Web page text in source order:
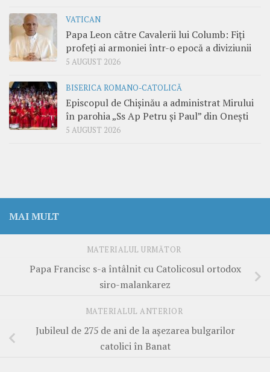
VATICAN
Papa Leon către Cavalerii lui Columb: Fiți
profeți ai armoniei într-o epocă a diviziunii
5 AUGUST 2026
BISERICA ROMANO-CATOLICĂ
Episcopul de Chișinău a administrat Mirului
în parohia „Ss Ap Petru și Paul” din Onești
5 AUGUST 2026
MAI MULT
MATERIALUL URMĂTOR
Papa Francisc s-a întâlnit cu Catolicosul ortodox
siro-malankarez
MATERIALUL ANTERIOR
Jubileul de 275 de ani de la aşezarea bulgarilor
catolici în Banat